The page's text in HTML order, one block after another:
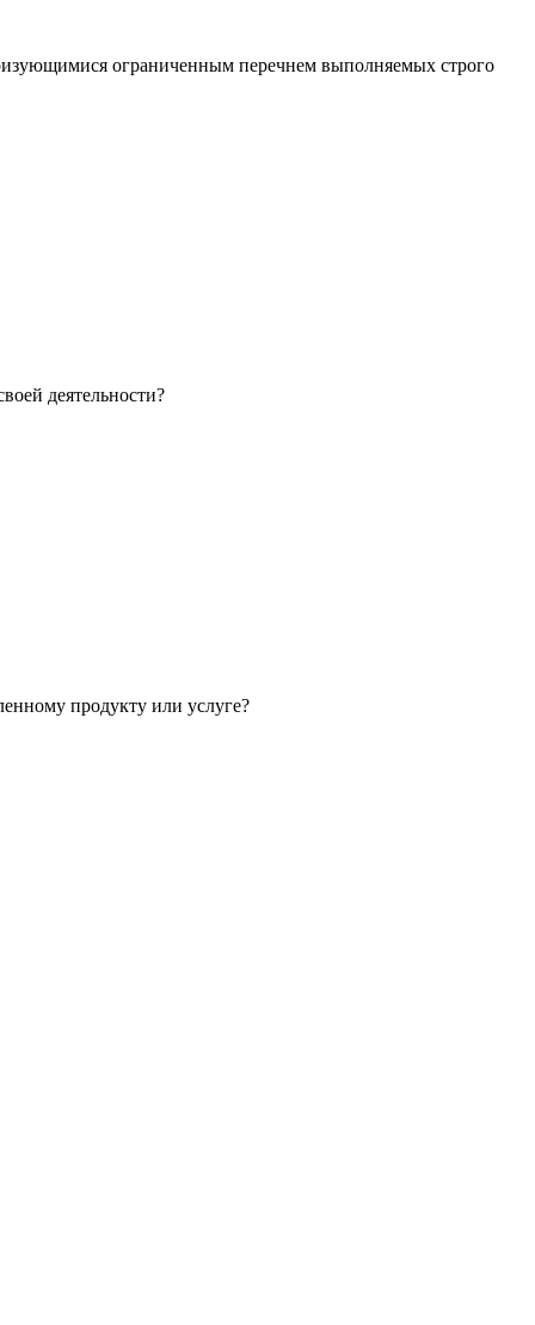
ограниченным перечнем выполняемых строго
деятельности?
продукту или услуге?